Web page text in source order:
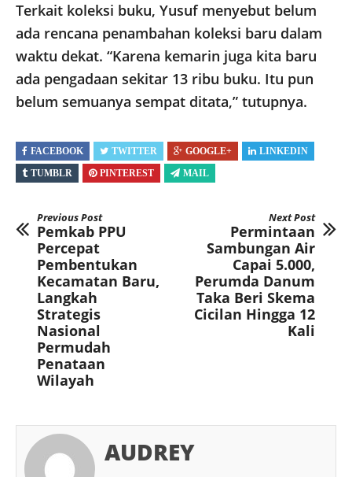
Terkait koleksi buku, Yusuf menyebut belum
ada rencana penambahan koleksi baru dalam
waktu dekat. “Karena kemarin juga kita baru
ada pengadaan sekitar 13 ribu buku. Itu pun
belum semuanya sempat ditata,” tutupnya.
FACEBOOK TWITTER GOOGLE+
LINKEDIN
TUMBLR
PINTEREST MAIL
Previous Post
Pemkab PPU
Percepat
Pembentukan
Kecamatan Baru,
Langkah
Strategis
Nasional
Permudah
Penataan
Wilayah
Next Post
Permintaan
Sambungan Air
Capai 5.000,
Perumda Danum
Taka Beri Skema
Cicilan Hingga 12
Kali
AUDREY